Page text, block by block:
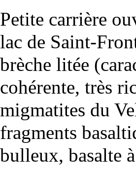
Petite carrière
lac de Saint-
brèche litée
cohérente, très
migmatites du
fragments
bulleux, basalte